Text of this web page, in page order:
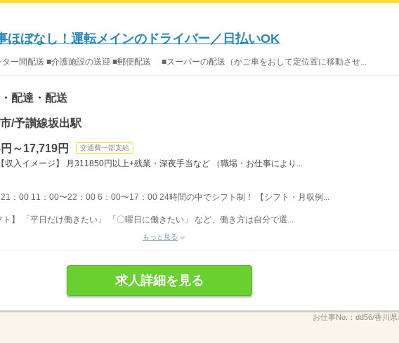
ぼなし！運転メインのドライバー／日払いOK
ター間配送 ■介護施設の送迎 ■郵便配送 ■スーパーの配送（かご車をおして定位置に移動させ...
配達・配送
/予讃線坂出駅
～17,719円 交通費一部支給
収入イメージ】 月311850円以上+残業・深夜手当など （職場・お仕事により...
：00 11：00〜22：00 6：00〜17：00 24時間の中でシフト制！ 【シフト・月収例...
ト】 「平日だけ働きたい」 「〇曜日に働きたい」 など、働き方は自分で選...
もっと見る
求人詳細を見る
お仕事No.： dd56/香川